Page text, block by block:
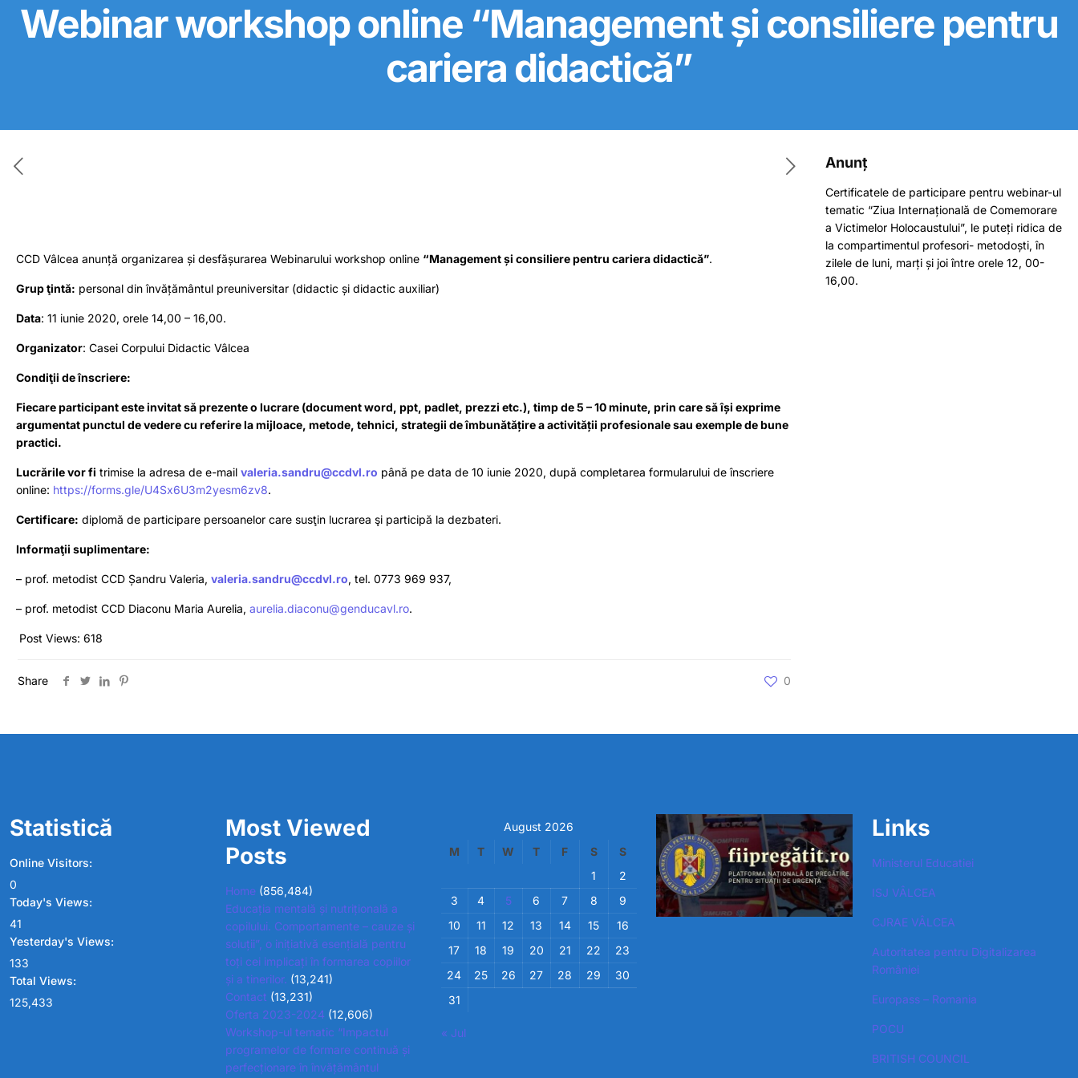
Webinar workshop online “Management și consiliere pentru
cariera didactică”
CCD Vâlcea anunță organizarea și desfășurarea Webinarului workshop online “Management și consiliere pentru cariera didactică”.
Grup ţintă: personal din învățământul preuniversitar (didactic și didactic auxiliar)
Data: 11 iunie 2020, orele 14,00 – 16,00.
Organizator: Casei Corpului Didactic Vâlcea
Condiţii de înscriere:
Fiecare participant este invitat să prezente o lucrare (document word, ppt, padlet, prezzi etc.), timp de 5 – 10 minute, prin care să își exprime
argumentat punctul de vedere cu referire la mijloace, metode, tehnici, strategii de îmbunătățire a activității profesionale sau exemple de bune
practici.
Lucrările vor fi trimise la adresa de e-mail valeria.sandru@ccdvl.ro până pe data de 10 iunie 2020, după completarea formularului de înscriere
online: https://forms.gle/U4Sx6U3m2yesm6zv8.
Certificare: diplomă de participare persoanelor care susţin lucrarea şi participă la dezbateri.
Informaţii suplimentare:
– prof. metodist CCD Șandru Valeria, valeria.sandru@ccdvl.ro, tel. 0773 969 937,
– prof. metodist CCD Diaconu Maria Aurelia, aurelia.diaconu@genducavl.ro.
Post Views: 618
Share 0
Anunț
Certificatele de participare pentru webinar-ul
tematic “Ziua Internațională de Comemorare
a Victimelor Holocaustului”, le puteți ridica de
la compartimentul profesori- metodoști, în
zilele de luni, marți și joi între orele 12, 00-
16,00.
Statistică
Online Visitors:
0
Today's Views:
41
Yesterday's Views:
133
Total Views:
125,433
Most Viewed
Posts
Home (856,484)
Educația mentală și nutrițională a
copilului. Comportamente – cauze și
soluții”, o inițiativă esențială pentru
toți cei implicați în formarea copiilor
și a tinerilor. (13,241)
Contact (13,231)
Oferta 2023-2024 (12,606)
Workshop-ul tematic “Impactul
programelor de formare continuă și
perfecționare în învățământul
August 2026
M
T W T F S
S
1
2
3
4 5 6 7 8
9
10
11 12 13 14 15
16
17
18 19 20 21 22
23
24
25 26 27 28 29
30
31
« Jul
Links
Ministerul Educatiei
ISJ VÂLCEA
CJRAE VÂLCEA
Autoritatea pentru Digitalizarea
României​
Europass – Romania
POCU
BRITISH COUNCIL